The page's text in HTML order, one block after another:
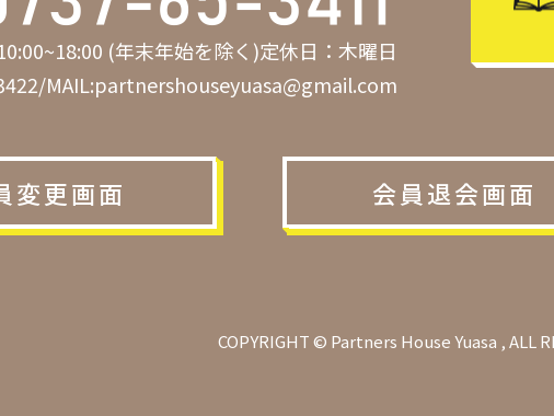
(年末年始を除く)定休日：木曜日
MAIL:partnershouseyuasa@gmail.com
変更画面 会員退会画面
COPYRIGHT © Partners House Yuasa , ALL